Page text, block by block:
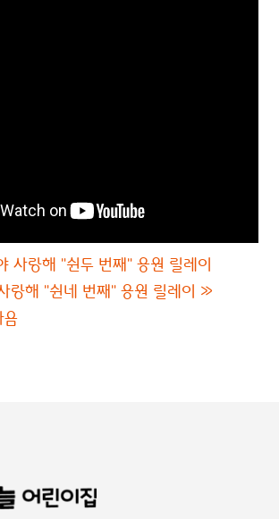
사랑해 "쉰두 번째" 응원 릴레이
랑해 "쉰네 번째" 응원 릴레이 »
음